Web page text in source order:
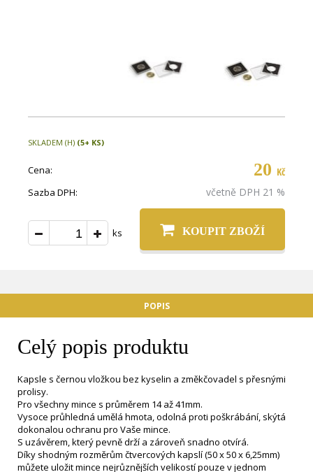
SKLADEM (H) (5+ KS)
Cena: 20 Kč
Sazba DPH: včetně DPH 21 %
ks KOUPIT ZBOŽÍ
POPIS
Celý popis produktu
Kapsle s černou vložkou bez kyselin a změkčovadel s přesnými
prolisy.
Pro všechny mince s průměrem 14 až 41mm.
Vysoce průhledná umělá hmota, odolná proti poškrábání, skýtá
dokonalou ochranu pro Vaše mince.
S uzávěrem, který pevně drží a zároveň snadno otvírá.
Díky shodným rozměrům čtvercových kapslí (50 x 50 x 6,25mm)
můžete uložit mince nejrůznějších velikostí pouze v jednom